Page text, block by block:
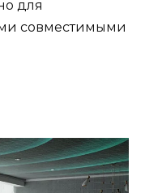
для
совместимыми